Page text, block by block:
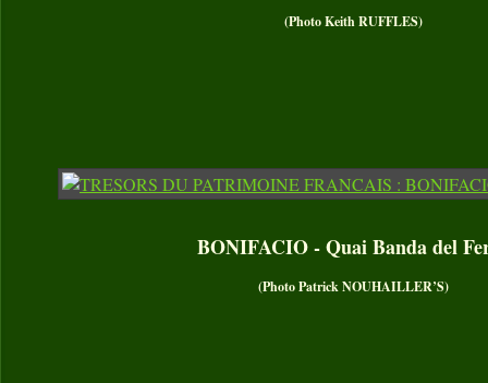
(Photo Keith RUFFLES)
BONIFACIO - Quai Banda del
(Photo Patrick NOUHAILLER’S)